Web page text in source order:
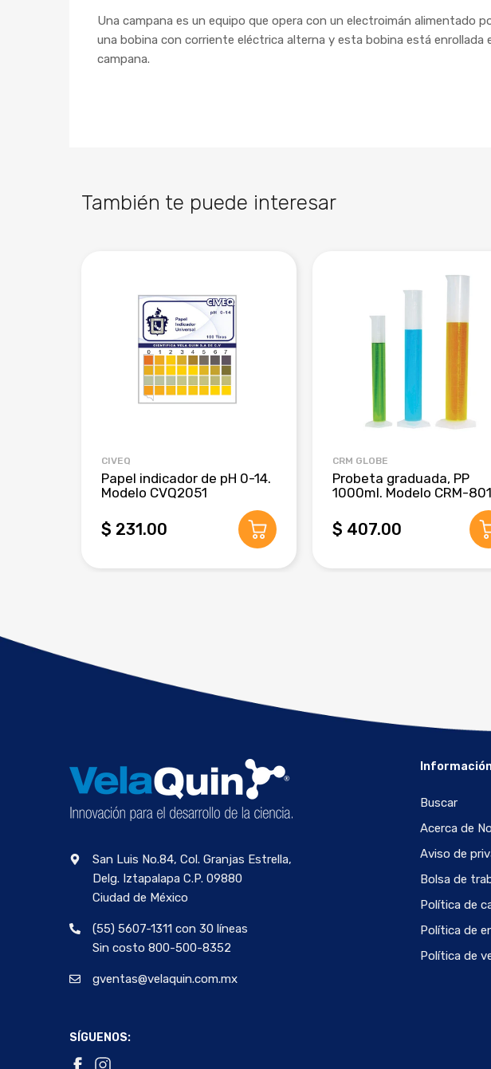
Una campana es un equipo que opera con un electroimán alimentado
una bobina con corriente eléctrica alterna y esta bobina está
campana.
También te puede interesar
CIVEQ
Papel indicador de pH 0-14.
Modelo CVQ2051
$ 231.00
CRM GLOBE
Probeta graduada, PP
1000ml. Modelo CRM-
$ 407.00
San Luis No.84, Col. Granjas Estrella,
Delg. Iztapalapa C.P. 09880
Ciudad de México
(55) 5607-1311 con 30 líneas
Sin costo 800-500-8352
gventas@velaquin.com.mx
SÍGUENOS:
Buscar
Acerca de
Aviso de
Bolsa de
Política de
Política de
Política de